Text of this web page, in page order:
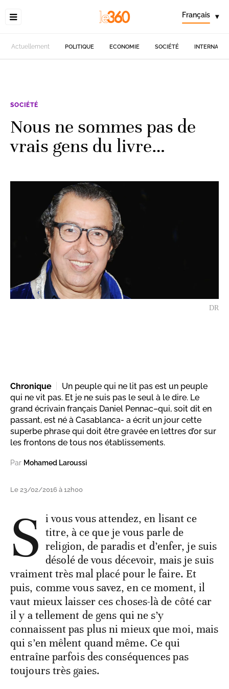
Français ▾
Actuellement POLITIQUE ECONOMIE SOCIÉTÉ
SOCIÉTÉ
Nous ne sommes pas de
vrais gens du livre…
DR
Chronique
Un peuple qui ne lit pas est un peuple
qui ne vit pas. Et je ne suis pas le seul à le dire. Le
grand écrivain français Daniel Pennac–qui, soit dit en
passant, est né à Casablanca- a écrit un jour cette
superbe phrase qui doit être gravée en lettres d’or sur
les frontons de tous nos établissements.
Par Mohamed Laroussi
Le 23/02/2016 à 12h00
S i vous vous attendez, en lisant ce
titre, à ce que je vous parle de
religion, de paradis et d’enfer, je suis
désolé de vous décevoir, mais je suis
vraiment très mal placé pour le faire. Et
puis, comme vous savez, en ce moment, il
vaut mieux laisser ces choses-là de côté car
il y a tellement de gens qui ne s’y
connaissent pas plus ni mieux que moi, mais
qui s’en mêlent quand même. Ce qui
entraîne parfois des conséquences pas
toujours très gaies.